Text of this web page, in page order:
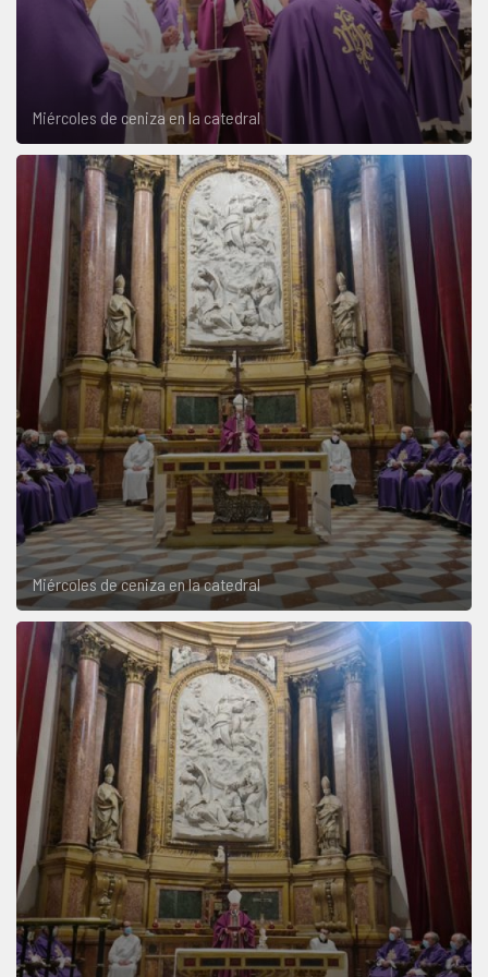
Miércoles de ceniza en la catedral
Miércoles de ceniza en la catedral